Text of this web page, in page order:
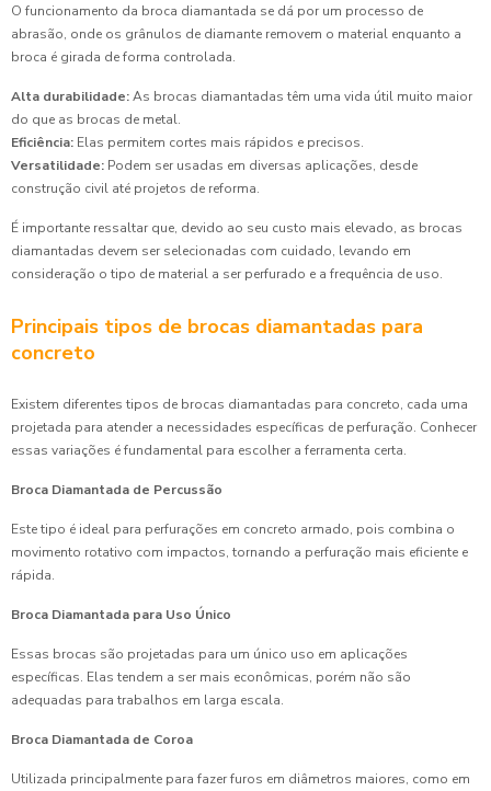
O funcionamento da broca diamantada se dá por um processo de
abrasão, onde os grânulos de diamante removem o material enquanto a
broca é girada de forma controlada.
Alta durabilidade:As brocas diamantadas têm uma vida útil muito maior
do que as brocas de metal.
Eficiência: Elas permitem cortes mais rápidos e precisos.
Versatilidade: Podem ser usadas em diversas aplicações, desde
construção civil até projetos de reforma.
É importante ressaltar que, devido ao seu custo mais elevado, as brocas
diamantadas devem ser selecionadas com cuidado, levando em
consideração o tipo de material a ser perfurado e a frequência de uso.
Principais tipos de brocas diamantadas para
concreto
Existem diferentes tipos de brocas diamantadas para concreto, cada uma
projetada para atender a necessidades específicas de perfuração. Conhecer
essas variações é fundamental para escolher a ferramenta certa.
Broca Diamantada de Percussão
Este tipo é ideal para perfurações em concreto armado, pois combina o
movimento rotativo com impactos, tornando a perfuração mais eficiente e
rápida.
Broca Diamantada para Uso Único
Essas brocas são projetadas para um único uso em aplicações
específicas. Elas tendem a ser mais econômicas, porém não são
adequadas para trabalhos em larga escala.
Broca Diamantada de Coroa
Utilizada principalmente para fazer furos em diâmetros maiores, como em